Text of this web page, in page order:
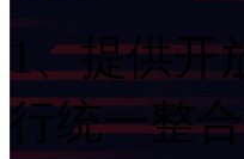
1、提供
行统一整合